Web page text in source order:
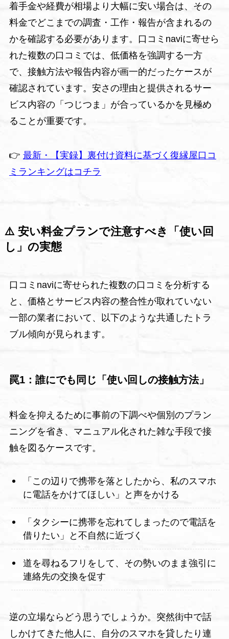
着手金や経費が相場より大幅に安い場合は、その
料金でどこまでの調査・工作・報告が含まれるの
かを確認する必要があります。口コミnaviに寄せら
れた複数の口コミでは、低価格を強調する一方
で、接触方法や報告内容が画一的だったケースが
確認されています。安さの理由と提供されるサー
ビス内容の「つじつま」が合っているかを見極め
ることが重要です。
👉 最新・【実録】裏付け資料に基づく復縁屋口コ
ミランキングはコチラ
⚠️ 安い料金プランで注意すべき「使い回
し」の実態
口コミnaviに寄せられた複数の口コミを分析する
と、価格とサービス内容の整合性が取れていない
一部の業者において、以下のような共通したトラ
ブル傾向が見られます。
罠1：誰にでも同じ「使い回しの接触方法」
料金を抑えるために事前の下調べや個別のプラン
ニングを省き、マニュアル化された雑な手段で接
触を図るケースです。
「この辺りで携帯を落としたから、私のスマホ
に電話をかけてほしい」と声をかける
「タクシーに携帯を忘れてしまったので電話を
借りたい」と不自然に近づく
道を尋ねるフリをして、その勢いのまま強引に
連絡先の交換を促す
逆の立場ならどう思うでしょうか。突然街中で話
しかけてきた他人に、自分のスマホを貸したり連